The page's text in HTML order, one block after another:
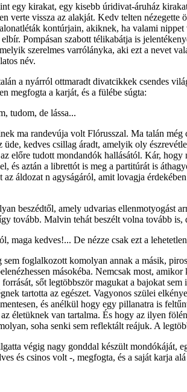
egy kirakat, egy kisebb úridivat-áruház
verte vissza az alakját. Kedv telten
kontúrjain, akiknek, ha valami
Pompásan szabott télikabátja is
szerelmes varrólányka, aki ezt a nevet
név.
a nyárról ottmaradt divatcikkek csendes
megfogta a karját, és a fülébe súgta:
tudom, de lássa...
ma randevúja volt Flórusszal. Ma talán
kedves csillag áradt, amelyik oly
előre tudott mondandók hallásától. Kár,
és aztán a librettót is meg a partitúrát is
áldozat n agyságáról, amit lovagja
beszédtől, amely udvarias ellenmotyogást
tovább. Malvin tehát beszélt volna tovább is,
maga kedves!... De nézze csak ezt a
sem foglalkozott komolyan annak a másik,
másokéba. Nemcsak most,
sőt legtöbbször magukat a bajokat
tartotta az egészet. Vagyonos szülei
és anélkül hogy egy pillanatra is
életüknek van tartalma. És hogy az ilyen
soha senki sem reflektált reájuk. A
végig nagy gonddal készült mondókáját,
és csinos volt -, megfogta, és a saját karja